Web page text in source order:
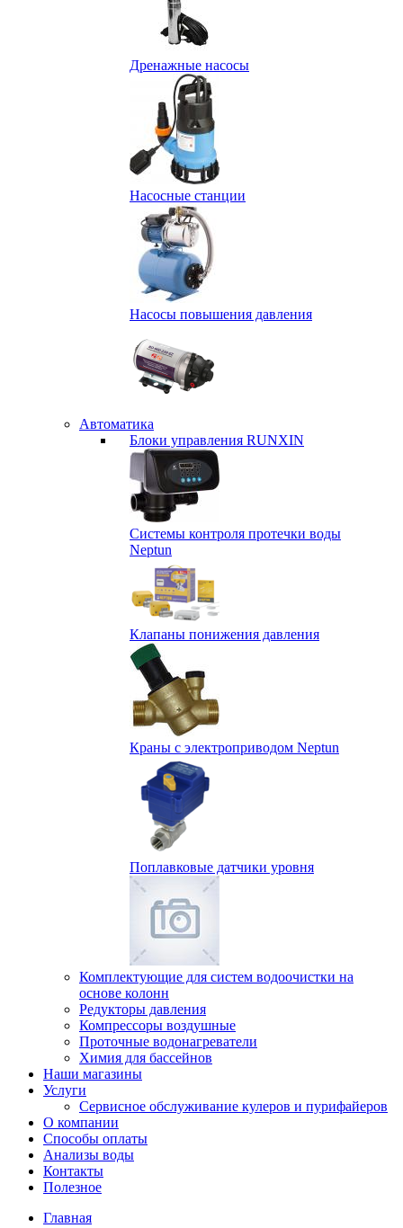
Дренажные насосы
Насосные станции
Насосы повышения давления
Автоматика
Блоки управления RUNXIN
Системы контроля протечки воды
Neptun
Клапаны понижения давления
Краны с электроприводом Neptun
Поплавковые датчики уровня
Комплектующие для систем водоочистки на
основе колонн
Редукторы давления
Компрессоры воздушные
Проточные водонагреватели
Химия для бассейнов
Наши магазины
Услуги
Сервисное обслуживание кулеров и пурифайеров
О компании
Способы оплаты
Анализы воды
Контакты
Полезное
Главная